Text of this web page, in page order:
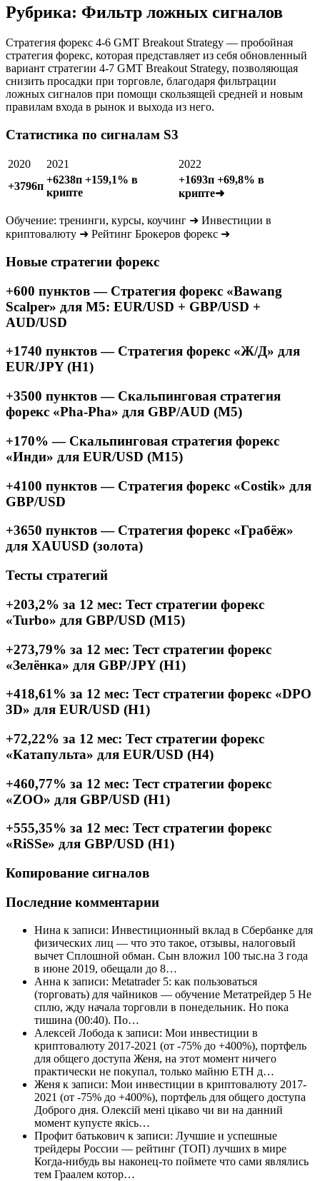
Рубрика: Фильтр ложных сигналов
Стратегия форекс 4-6 GMT Breakout Strategy — пробойная
стратегия форекс, которая представляет из себя обновленный
вариант стратегии 4-7 GMT Breakout Strategy, позволяющая
снизить просадки при торговле, благодаря фильтрации
ложных сигналов при помощи скользящей средней и новым
правилам входа в рынок и выхода из него.
Статистика по сигналам S3
2020 2021
2022
+3796п
+6238п +159,1% в
крипте
+1693п +69,8% в
крипте➜
Обучение: тренинги, курсы, коучинг ➜ Инвестиции в
криптовалюту ➜ Рейтинг Брокеров форекс ➜
Новые стратегии форекс
+600 пунктов — Стратегия форекс «Bawang
Scalper» для M5: EUR/USD + GBP/USD +
AUD/USD
+1740 пунктов — Стратегия форекс «Ж/Д» для
EUR/JPY (H1)
+3500 пунктов — Скальпинговая стратегия
форекс «Pha-Pha» для GBP/AUD (M5)
+170% — Скальпинговая стратегия форекс
«Инди» для EUR/USD (M15)
+4100 пунктов — Стратегия форекс «Costik» для
GBP/USD
+3650 пунктов — Стратегия форекс «Грабёж»
для XAUUSD (золота)
Тесты стратегий
+203,2% за 12 мес: Тест стратегии форекс
«Turbo» для GBP/USD (M15)
+273,79% за 12 мес: Тест стратегии форекс
«Зелёнка» для GBP/JPY (H1)
+418,61% за 12 мес: Тест стратегии форекс «DPO
3D» для EUR/USD (H1)
+72,22% за 12 мес: Тест стратегии форекс
«Катапульта» для EUR/USD (H4)
+460,77% за 12 мес: Тест стратегии форекс
«ZOO» для GBP/USD (H1)
+555,35% за 12 мес: Тест стратегии форекс
«RiSSe» для GBP/USD (H1)
Копирование сигналов
Последние комментарии
Нина к записи: Инвестиционный вклад в Сбербанке для
физических лиц — что это такое, отзывы, налоговый
вычет Сплошной обман. Сын вложил 100 тыс.на 3 года
в июне 2019, обещали до 8…
Анна к записи: Metatrader 5: как пользоваться
(торговать) для чайников — обучение Метатрейдер 5 Не
сплю, жду начала торговли в понедельник. Но пока
тишина (00:40). По…
Алексей Лобода к записи: Мои инвестиции в
криптовалюту 2017-2021 (от -75% до +400%), портфель
для общего доступа Женя, на этот момент ничего
практически не покупал, только майню ETH д…
Женя к записи: Мои инвестиции в криптовалюту 2017-
2021 (от -75% до +400%), портфель для общего доступа
Доброго дня. Олексій мені цікаво чи ви на данний
момент купуєте якісь…
Профит батькович к записи: Лучшие и успешные
трейдеры России — рейтинг (ТОП) лучших в мире
Когда-нибудь вы наконец-то поймете что сами являлись
тем Граалем котор…